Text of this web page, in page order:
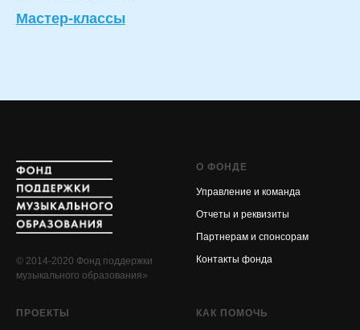
Мастер-классы
© 2014-2020 Фонд поддержки
музыкального образования»
О ФОНДЕ
Управление и команда
Отчеты и реквизиты
Партнерам и спонсорам
Контакты фонда
ПРОЕКТЫ КАК ПОМОЧЬ